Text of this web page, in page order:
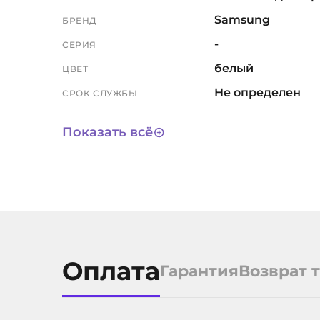
БРЕНД Samsung
СЕРИЯ -
ЦВЕТ белый
СРОК СЛУЖБЫ Не определен
Показать всё
ОплатаГарантияВозврат